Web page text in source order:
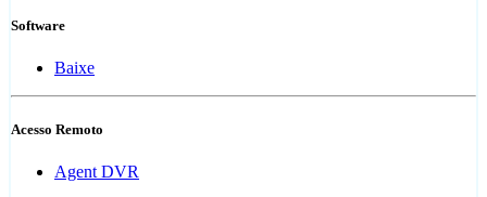
Software
Baixe
Acesso Remoto
Agent DVR